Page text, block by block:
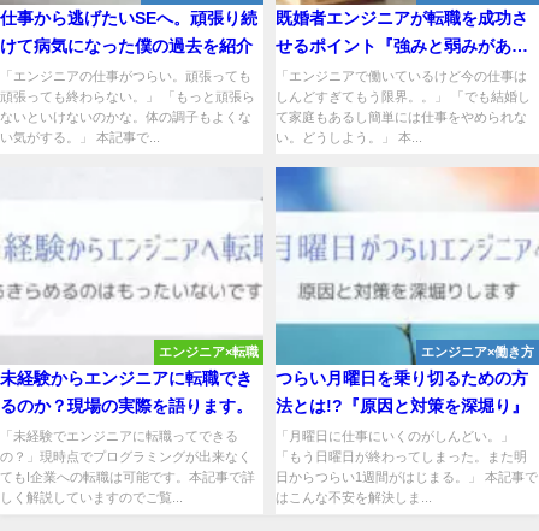
仕事から逃げたいSEへ。頑張り続
けて病気になった僕の過去を紹介
「エンジニアの仕事がつらい。頑張っても
頑張っても終わらない。」 「もっと頑張ら
ないといけないのかな。体の調子もよくな
い気がする。」 本記事で...
既婚者エンジニアが転職を成功さ
せるポイント『強みと弱みがあ
る』
「エンジニアで働いているけど今の仕事は
しんどすぎてもう限界。。」 「でも結婚し
て家庭もあるし簡単には仕事をやめられな
い。どうしよう。」 本...
エンジニア×転職
未経験からエンジニアに転職でき
るのか？現場の実際を語ります。
「未経験でエンジニアに転職ってできる
の？」現時点でプログラミングが出来なく
てもI企業への転職は可能です。本記事で詳
しく解説していますのでご覧...
エンジニア×働き方
つらい月曜日を乗り切るための方
法とは!?『原因と対策を深堀り』
「月曜日に仕事にいくのがしんどい。」
「もう日曜日が終わってしまった。また明
日からつらい1週間がはじまる。」 本記事で
はこんな不安を解決しま...